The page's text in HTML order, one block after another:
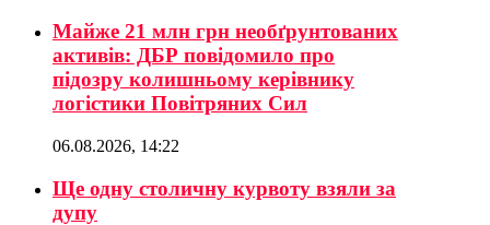
Майже 21 млн грн необґрунтованих
активів: ДБР повідомило про
підозру колишньому керівнику
логістики Повітряних Сил
06.08.2026, 14:22
Ще одну столичну курвоту взяли за
дупу